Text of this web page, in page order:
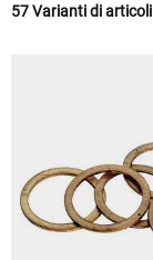
57 Varianti di articoli